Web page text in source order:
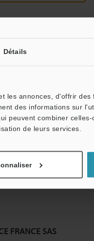
Détails
les annonces, d'offrir
des informations sur
peuvent combiner
de leurs services.
partagées.
FRANCE SAS